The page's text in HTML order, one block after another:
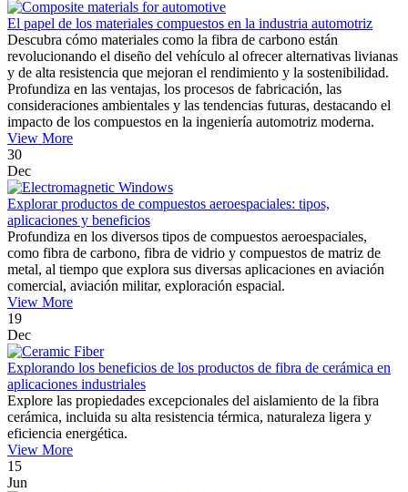
El papel de los materiales compuestos en la industria automotriz
Descubra cómo materiales como la fibra de carbono están
revolucionando el diseño del vehículo al ofrecer alternativas livianas
y de alta resistencia que mejoran el rendimiento y la sostenibilidad.
Profundiza en las ventajas, los procesos de fabricación, las
consideraciones ambientales y las tendencias futuras, destacando el
impacto de los compuestos en la ingeniería automotriz moderna.
View More
30
Dec
Explorar productos de compuestos aeroespaciales: tipos,
aplicaciones y beneficios
Profundiza en los diversos tipos de compuestos aeroespaciales,
como fibra de carbono, fibra de vidrio y compuestos de matriz de
metal, al tiempo que explora sus diversas aplicaciones en aviación
comercial, aviación militar, exploración espacial.
View More
19
Dec
Explorando los beneficios de los productos de fibra de cerámica en
aplicaciones industriales
Explore las propiedades excepcionales del aislamiento de la fibra
cerámica, incluida su alta resistencia térmica, naturaleza ligera y
eficiencia energética.
View More
15
Jun